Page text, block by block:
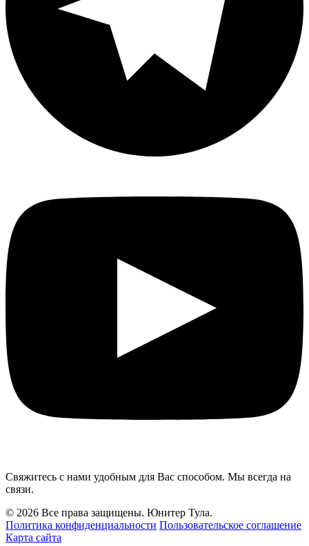
Свяжитесь с нами удобным для Вас способом. Мы всегда на
связи.
© 2026 Все права защищены. Юнитер Тула.
Политика конфиденциальности Пользовательское соглашение
Карта сайта